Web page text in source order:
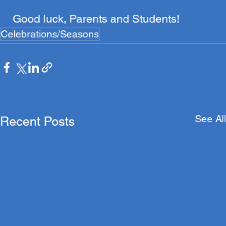
Good luck, Parents and Students!
Celebrations/Seasons
Recent Posts See All